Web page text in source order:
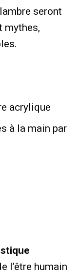
seront
mythes,
acrylique
à la main par
l’être humain